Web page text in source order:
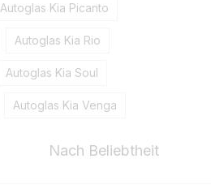
Autoglas Kia Picanto
Autoglas Kia Rio
Autoglas Kia Soul
Autoglas Kia Venga
Nach Beliebtheit